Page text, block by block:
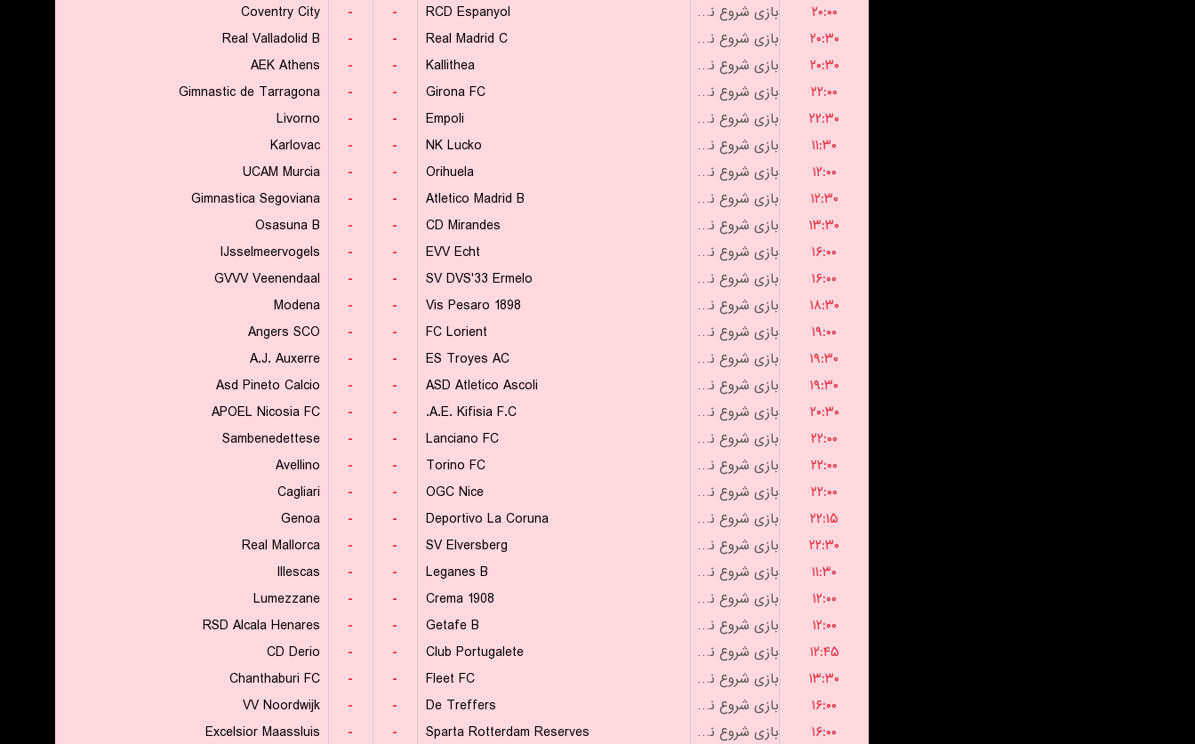
Coventry City
- - RCD Espanyol بازی شروع نشده است
۲۰:۰۰
Real Valladolid B
- - Real Madrid C بازی شروع نشده است
۲۰:۳۰
AEK Athens
- - Kallithea بازی شروع نشده است
۲۰:۳۰
Gimnastic de Tarragona
- - Girona FC بازی شروع نشده است
۲۲:۰۰
Livorno
- - Empoli بازی شروع نشده است
۲۲:۳۰
Karlovac
- - NK Lucko بازی شروع نشده است
۱۱:۳۰
UCAM Murcia
- - Orihuela بازی شروع نشده است
۱۲:۰۰
Gimnastica Segoviana
- - Atletico Madrid B بازی شروع نشده است
۱۲:۳۰
Osasuna B
- - CD Mirandes بازی شروع نشده است
۱۳:۳۰
IJsselmeervogels
- - EVV Echt بازی شروع نشده است
۱۶:۰۰
GVVV Veenendaal
- - SV DVS'33 Ermelo بازی شروع نشده است
۱۶:۰۰
Modena
- - Vis Pesaro 1898 بازی شروع نشده است
۱۸:۳۰
Angers SCO
- - FC Lorient بازی شروع نشده است
۱۹:۰۰
A.J. Auxerre
- - ES Troyes AC بازی شروع نشده است
۱۹:۳۰
Asd Pineto Calcio
- - ASD Atletico Ascoli بازی شروع نشده است
۱۹:۳۰
APOEL Nicosia FC
- - A.E. Kifisia F.C. بازی شروع نشده است
۲۰:۳۰
Sambenedettese
- - Lanciano FC بازی شروع نشده است
۲۲:۰۰
Avellino
- - Torino FC بازی شروع نشده است
۲۲:۰۰
Cagliari
- - OGC Nice بازی شروع نشده است
۲۲:۰۰
Genoa
- - Deportivo La Coruna بازی شروع نشده است
۲۲:۱۵
Real Mallorca
- - SV Elversberg بازی شروع نشده است
۲۲:۳۰
Illescas
- - Leganes B بازی شروع نشده است
۱۱:۳۰
Lumezzane
- - Crema 1908 بازی شروع نشده است
۱۲:۰۰
RSD Alcala Henares
- - Getafe B بازی شروع نشده است
۱۲:۰۰
CD Derio
- - Club Portugalete بازی شروع نشده است
۱۲:۴۵
Chanthaburi FC
- - Fleet FC بازی شروع نشده است
۱۳:۳۰
VV Noordwijk
- - De Treffers بازی شروع نشده است
۱۶:۰۰
Excelsior Maassluis
- - Sparta Rotterdam Reserves بازی شروع نشده است
۱۶:۰۰